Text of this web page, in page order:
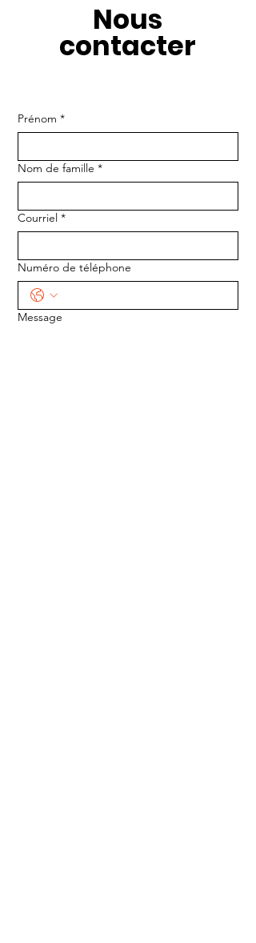
Nous
contacter
Prénom *
Nom de famille *
Courriel *
Numéro de téléphone
Message